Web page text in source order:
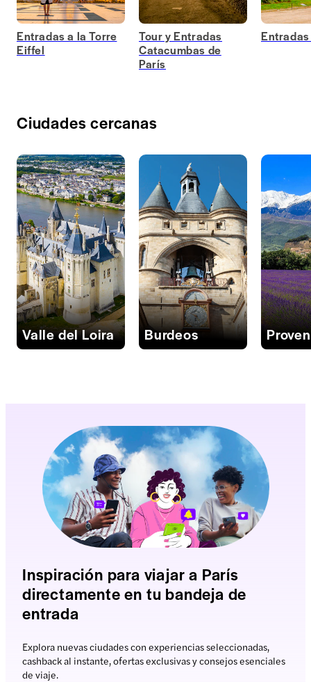
Entradas a la Torre
Eiffel
Tour y Entradas
Catacumbas de
París
Ciudades cercanas
Valle del Loira Burdeos
Inspiración para viajar a París
directamente en tu bandeja de
entrada
Explora nuevas ciudades con experiencias seleccionadas,
cashback al instante, ofertas exclusivas y consejos esenciales
de viaje.